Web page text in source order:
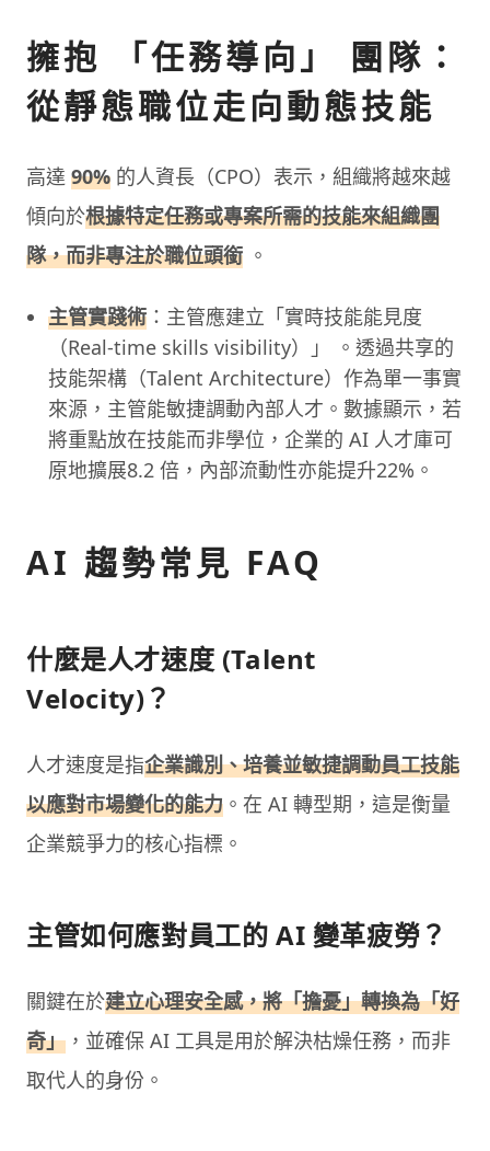
擁抱 「任務導向」 團隊：
從靜態職位走向動態技能
高達 90% 的人資長（CPO）表示，組織將越來越
傾向於根據特定任務或專案所需的技能來組織團
隊，而非專注於職位頭銜 。
主管實踐術 ：主管應建立「實時技能能見度
（Real-time skills visibility）」 。透過共享的
技能架構（Talent Architecture）作為單一事實
來源，主管能敏捷調動內部人才。數據顯示，若
將重點放在技能而非學位，企業的 AI 人才庫可
原地擴展8.2 倍，內部流動性亦能提升22%。
AI 趨勢常見 FAQ
什麼是人才速度 (Talent
Velocity)？
人才速度是指企業識別、培養並敏捷調動員工技能
以應對市場變化的能力 。在 AI 轉型期，這是衡量
企業競爭力的核心指標。
主管如何應對員工的 AI 變革疲勞？
關鍵在於建立心理安全感，將「擔憂」轉換為「好
奇」 ，並確保 AI 工具是用於解決枯燥任務，而非
取代人的身份。